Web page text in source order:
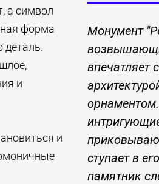
Монумент
впечатляет
ступает в
памятник
а символ
форма
деталь.
и
и